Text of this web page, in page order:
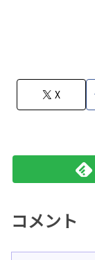
X
コメント